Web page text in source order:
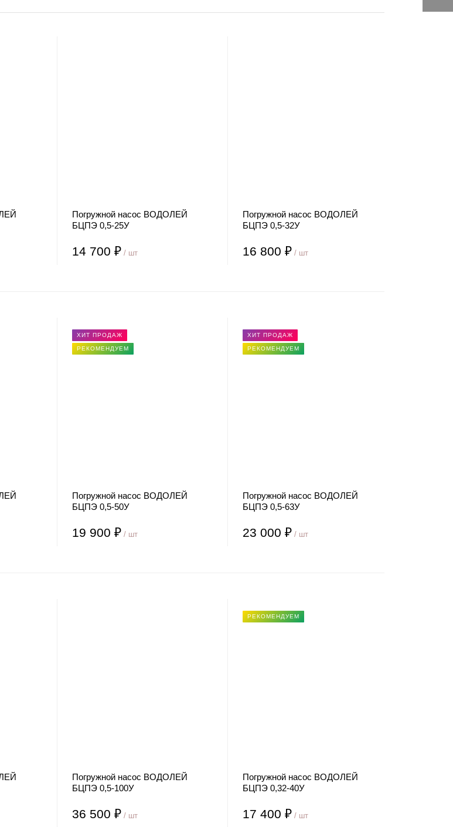
Погружной насос ВОДОЛЕЙ
БЦПЭ 0,5-25У
14 700 ₽/ шт
Погружной насос ВОДОЛЕЙ
БЦПЭ 0,5-32У
16 800 ₽ / шт
ХИТ ПРОДАЖ
РЕКОМЕНДУЕМ
Погружной насос ВОДОЛЕЙ
БЦПЭ 0,5-50У
19 900 ₽/ шт
ХИТ ПРОДАЖ
РЕКОМЕНДУЕМ
Погружной насос ВОДОЛЕЙ
БЦПЭ 0,5-63У
23 000 ₽ / шт
Погружной насос ВОДОЛЕЙ
БЦПЭ 0,5-100У
36 500 ₽/ шт
РЕКОМЕНДУЕМ
Погружной насос ВОДОЛЕЙ
БЦПЭ 0,32-40У
17 400 ₽ / шт